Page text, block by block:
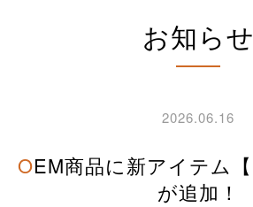
お知らせ
2026.06.16
OEM商品に新アイテム【エコバッグ】
が追加！